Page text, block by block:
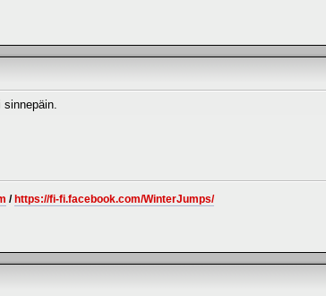
sinnepäin.
/ https://fi-fi.facebook.com/WinterJumps/